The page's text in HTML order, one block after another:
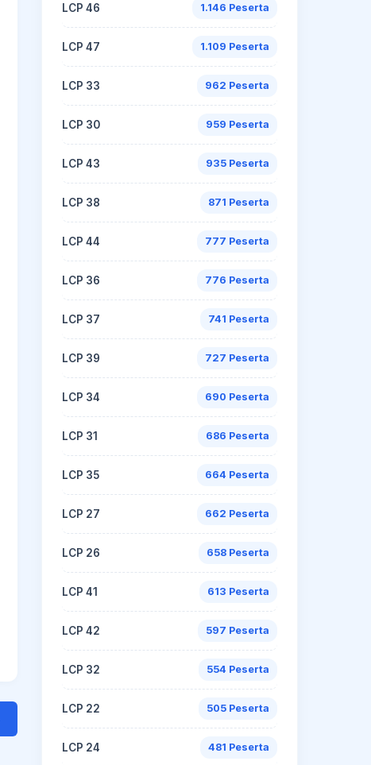
LCP 46 1.146 Peserta
LCP 47 1.109 Peserta
LCP 33 962 Peserta
LCP 30 959 Peserta
LCP 43 935 Peserta
LCP 38 871 Peserta
LCP 44 777 Peserta
LCP 36 776 Peserta
LCP 37 741 Peserta
LCP 39 727 Peserta
LCP 34 690 Peserta
LCP 31 686 Peserta
LCP 35 664 Peserta
LCP 27 662 Peserta
LCP 26 658 Peserta
LCP 41 613 Peserta
LCP 42 597 Peserta
LCP 32 554 Peserta
LCP 22 505 Peserta
LCP 24 481 Peserta